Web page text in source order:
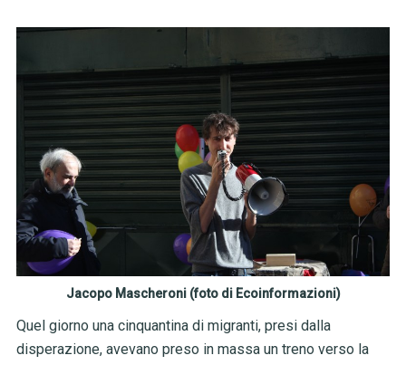
Jacopo Mascheroni (foto di Ecoinformazioni)
Quel giorno una cinquantina di migranti, presi dalla
disperazione, avevano preso in massa un treno verso la